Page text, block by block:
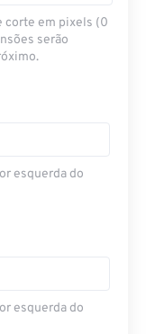
corte em pixels (0
serão
esquerda do
esquerda do